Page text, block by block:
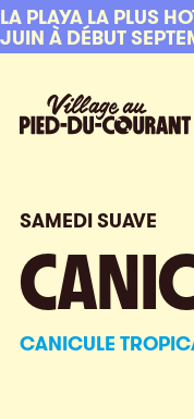
Aller à la
Aller au
LA PLAYA LA PLUS
JUIN À DÉBUT
Village au
SAMEDI SUAVE
CANICULE